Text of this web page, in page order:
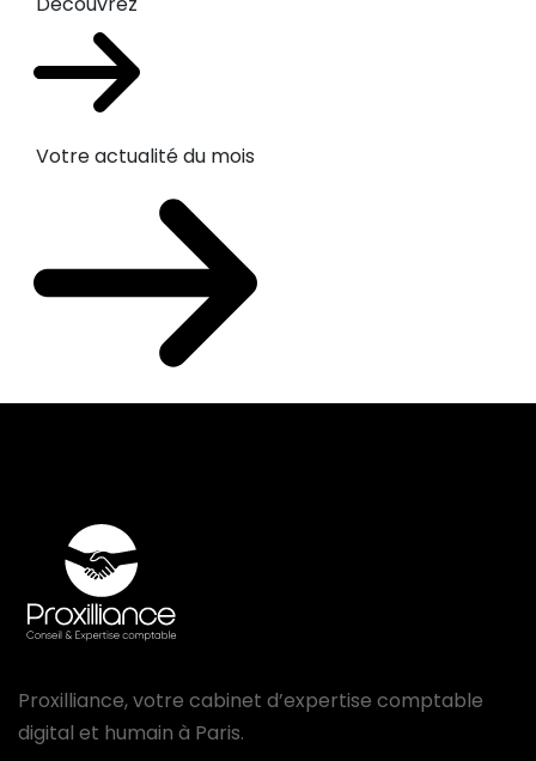
Votre actualité du mois
Proxilliance, votre cabinet d’expertise comptable
digital et humain à Paris.